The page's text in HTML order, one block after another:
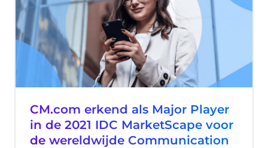
CM.com erkend als Major Player
in de 2021 IDC MarketScape voor
de wereldwijde Communication